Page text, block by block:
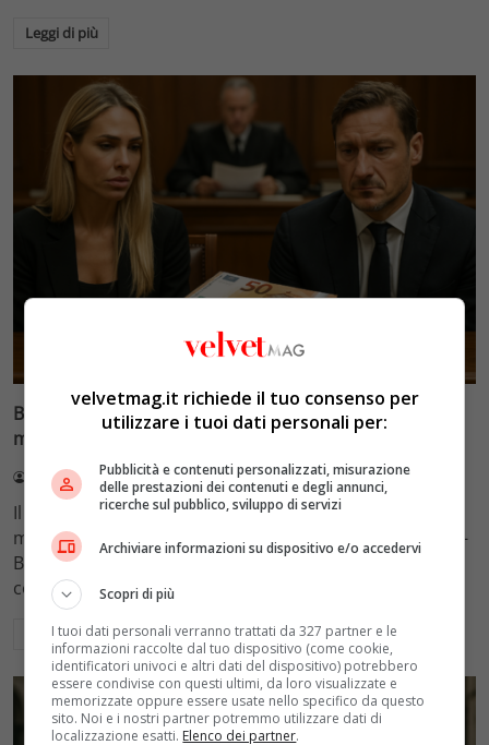
Leggi di più
Blasi vs Totti: il giudice riduce l’assegno di
mantenimento a 10.900 euro
Redazione VelvetMAG 4 Agosto 2026
Il Tribunale di Roma ha fissato l'assegno di
mantenimento figli a 10.900 euro mensili nel caso Totti-
Blasi, respingendo la richiesta di 20mila euro della
conduttrice.
Leggi di più
velvetmag.it richiede il tuo consenso per
utilizzare i tuoi dati personali per:
Pubblicità e contenuti personalizzati, misurazione
delle prestazioni dei contenuti e degli annunci,
ricerche sul pubblico, sviluppo di servizi
Archiviare informazioni su dispositivo e/o accedervi
Scopri di più
I tuoi dati personali verranno trattati da 327 partner e le
informazioni raccolte dal tuo dispositivo (come cookie,
identificatori univoci e altri dati del dispositivo) potrebbero
essere condivise con questi ultimi, da loro visualizzate e
memorizzate oppure essere usate nello specifico da questo
sito. Noi e i nostri partner potremmo utilizzare dati di
localizzazione esatti. Elenco dei partner.